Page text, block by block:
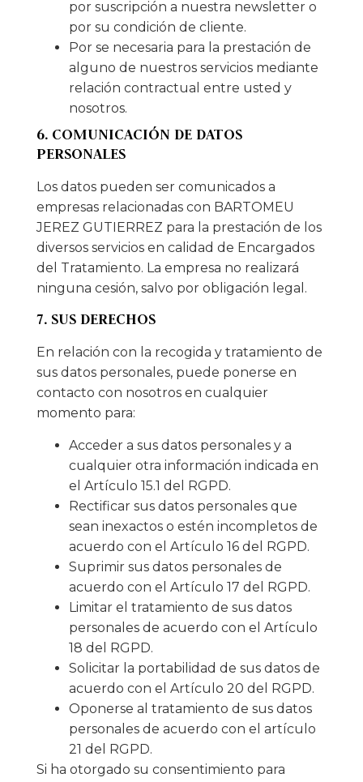
por suscripción a nuestra newsletter o
por su condición de cliente.
Por se necesaria para la prestación de
alguno de nuestros servicios mediante
relación contractual entre usted y
nosotros.
6. COMUNICACIÓN DE DATOS
PERSONALES
Los datos pueden ser comunicados a
empresas relacionadas con BARTOMEU
JEREZ GUTIERREZ para la prestación de los
diversos servicios en calidad de Encargados
del Tratamiento. La empresa no realizará
ninguna cesión, salvo por obligación legal.
7. SUS DERECHOS
En relación con la recogida y tratamiento de
sus datos personales, puede ponerse en
contacto con nosotros en cualquier
momento para:
Acceder a sus datos personales y a
cualquier otra información indicada en
el Artículo 15.1 del RGPD.
Rectificar sus datos personales que
sean inexactos o estén incompletos de
acuerdo con el Artículo 16 del RGPD.
Suprimir sus datos personales de
acuerdo con el Artículo 17 del RGPD.
Limitar el tratamiento de sus datos
personales de acuerdo con el Artículo
18 del RGPD.
Solicitar la portabilidad de sus datos de
acuerdo con el Artículo 20 del RGPD.
Oponerse al tratamiento de sus datos
personales de acuerdo con el artículo
21 del RGPD.
Si ha otorgado su consentimiento para